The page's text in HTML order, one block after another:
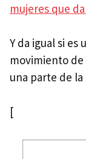
mujeres que
Y da igual si
movimiento
una parte de
[